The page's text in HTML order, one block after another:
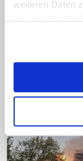
weiteren Daten